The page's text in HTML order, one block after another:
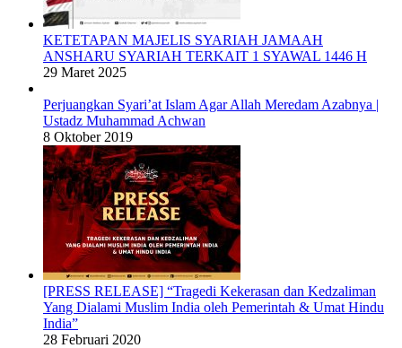
KETETAPAN MAJELIS SYARIAH JAMAAH
ANSHARU SYARIAH TERKAIT 1 SYAWAL 1446 H
29 Maret 2025
Perjuangkan Syari’at Islam Agar Allah Meredam Azabnya |
Ustadz Muhammad Achwan
8 Oktober 2019
[PRESS RELEASE] “Tragedi Kekerasan dan Kedzaliman
Yang Dialami Muslim India oleh Pemerintah & Umat Hindu
India”
28 Februari 2020